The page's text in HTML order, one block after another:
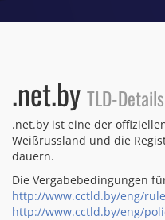
.net.by TLD-Details
.net.by ist eine der
Weißrussland und die
dauern.
Die Vergabebedingungen
http://www.cctld.by/eng/
http://www.cctld.by/eng/